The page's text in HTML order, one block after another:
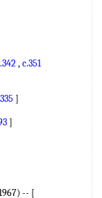
,c.351
]
]
-- [